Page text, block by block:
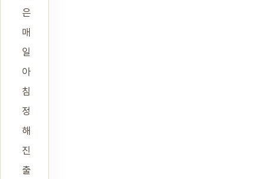
은
매
일
아
침
정
해
진
출